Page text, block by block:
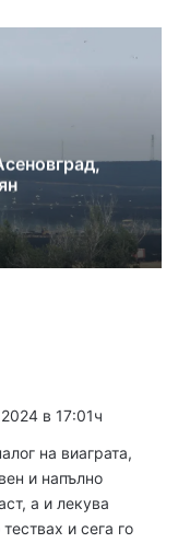
в 17:01ч
на виаграта,
и напълно
а и лекува
и сега го